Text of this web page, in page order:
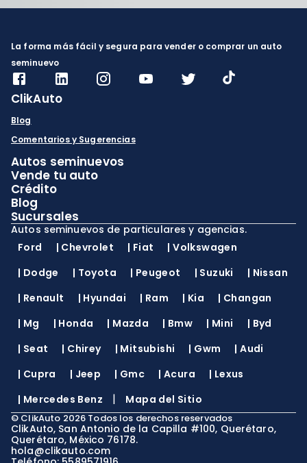
La forma más fácil y segura para vender o comprar un auto
seminuevo
ClikAuto
Blog
Comentarios y Sugerencias
Autos seminuevos
Vende tu auto
Crédito
Blog
Sucursales
Autos seminuevos de particulares y agencias.
Ford
| Chevrolet | Fiat |Volkswagen
| Dodge | Toyota | Peugeot | Suzuki | Nissan
| Renault | Hyundai | Ram | Kia | Changan
| Mg | Honda | Mazda | Bmw | Mini | Byd
| Seat | Chirey | Mitsubishi | Gwm |Audi
| Cupra | Jeep | Gmc |Acura | Lexus
| Mercedes Benz | Mapa del Sitio
© ClikAuto 2026 Todos los derechos reservados
ClikAuto, San Antonio de la Capilla #100, Querétaro,
Querétaro, México 76178.
hola@clikauto.com